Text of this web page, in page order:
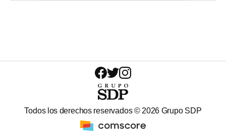
Todos los derechos reservados © 2026 Grupo SDP